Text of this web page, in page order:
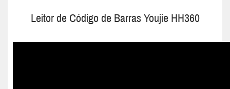
Leitor de Código de Barras Youjie HH360